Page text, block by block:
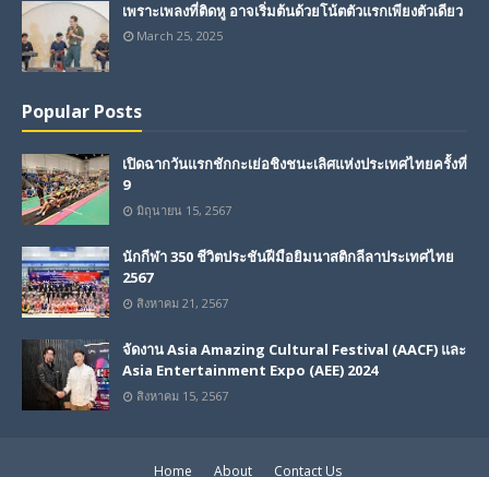
เพราะเพลงที่ติดหู อาจเริ่มต้นด้วยโน้ตตัวแรกเพียงตัวเดียว
March 25, 2025
Popular Posts
เปิดฉากวันแรกชักกะเย่อชิงชนะเลิศแห่งประเทศไทยครั้งที่
9
มิถุนายน 15, 2567
นักกีฬา 350 ชีวิตประชันฝีมือยิมนาสติกลีลาประเทศไทย
2567
สิงหาคม 21, 2567
จัดงาน Asia Amazing Cultural Festival (AACF) และ
Asia Entertainment Expo (AEE) 2024
สิงหาคม 15, 2567
Home About Contact Us